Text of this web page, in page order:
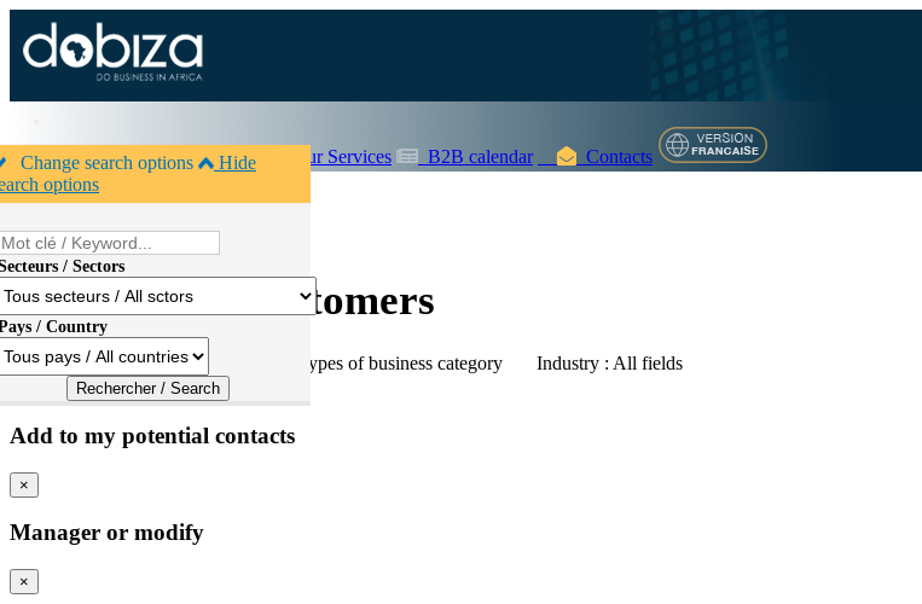
Home About Dobiza Our Services B2B calendar Contacts
Change search options
Hide
options
/ Sectors
/ Country
Accueil>Companies
Suppliers & Customers
Country :United States Type : All types of business category Industry : All fields
Add to my potential contacts
×
Manager or modify
×